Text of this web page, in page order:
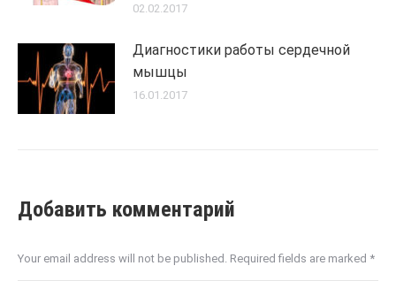
02.02.2017
Диагностики работы сердечной
мышцы
16.01.2017
Добавить комментарий
Your email address will not be published. Required fields are marked *